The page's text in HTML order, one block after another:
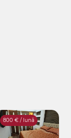
800 € / lună